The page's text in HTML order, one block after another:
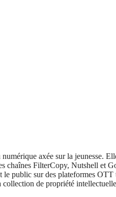
axée sur la jeunesse.
chaînes FilterCopy, Nutshell et
public sur des plateformes
de propriété